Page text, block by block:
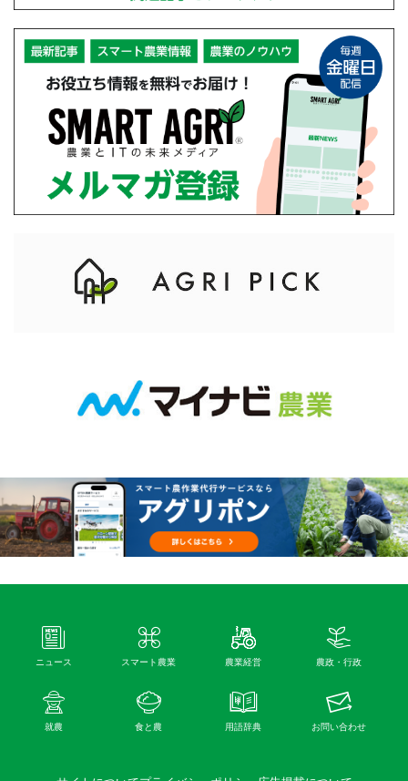
ニュース スマート農業 農業経営 農政・行政
就農 食と農 用語辞典 お問い合わせ